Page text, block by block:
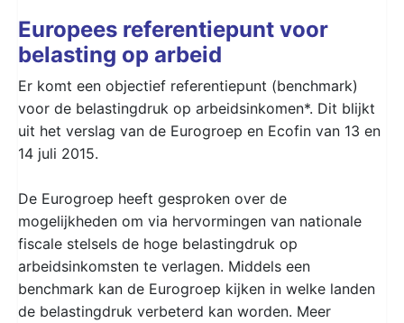
Europees referentiepunt voor
belasting op arbeid
Er komt een objectief referentiepunt (benchmark)
voor de belastingdruk op arbeidsinkomen*. Dit blijkt
uit het verslag van de Eurogroep en Ecofin van 13 en
14 juli 2015.
De Eurogroep heeft gesproken over de
mogelijkheden om via hervormingen van nationale
fiscale stelsels de hoge belastingdruk op
arbeidsinkomsten te verlagen. Middels een
benchmark kan de Eurogroep kijken in welke landen
de belastingdruk verbeterd kan worden. Meer